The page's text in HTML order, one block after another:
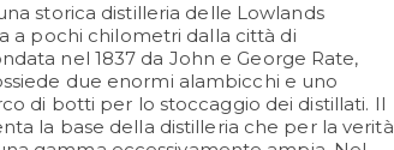
storica distilleria delle Lowlands
a pochi chilometri dalla città di
nel 1837 da John e George Rate,
due enormi alambicchi e uno
di botti per lo stoccaggio dei distillati. Il
la base della distilleria che per la verità